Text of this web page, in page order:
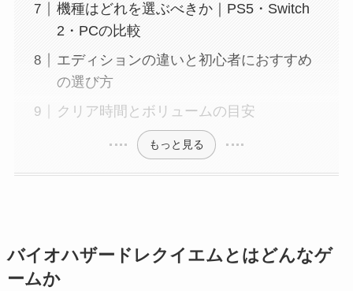
機種はどれを選ぶべきか｜PS5・Switch
2・PCの比較
エディションの違いと初心者におすすめ
の選び方
クリア時間とボリュームの目安
もっと見る
バイオハザードレクイエムとはどんなゲ
ームか